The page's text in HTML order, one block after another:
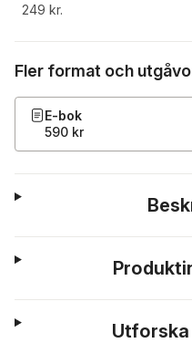
249 kr.
Fler format och
E-bok
590 kr